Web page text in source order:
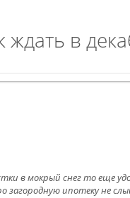
в
в мокрый снег то еще
ипотеку не